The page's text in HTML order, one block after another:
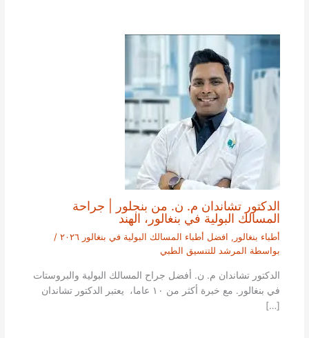
الدكتور تشاندان م. ن. من بنجلور | جراحة
المسالك البولية في بنغالور، الهند
أطباء بنغالور , افضل أطباء المسالك البولية في بنغالور ٢٠٢٦
/
بواسطة المرشد للتنسيق الطبي
الدكتور تشاندان م. ن. أفضل جراح المسالك البولية والبروستات
في بنغالور. مع خبرة أكثر من ١٠ عاما، يعتبر الدكتور تشاندان
[…]